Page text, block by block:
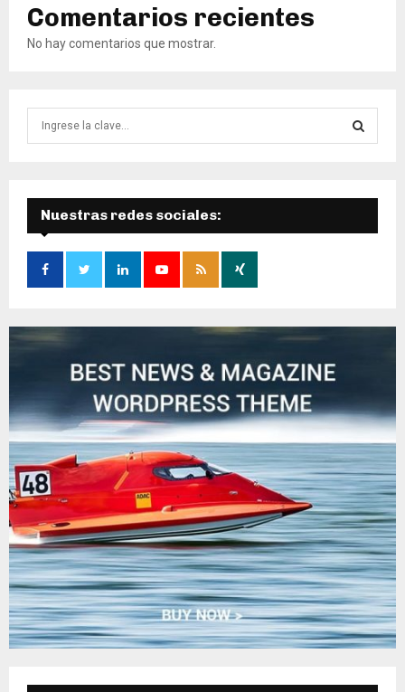
Comentarios recientes
No hay comentarios que mostrar.
d
a
e
Ú
S
A
Nuestras redes sociales: